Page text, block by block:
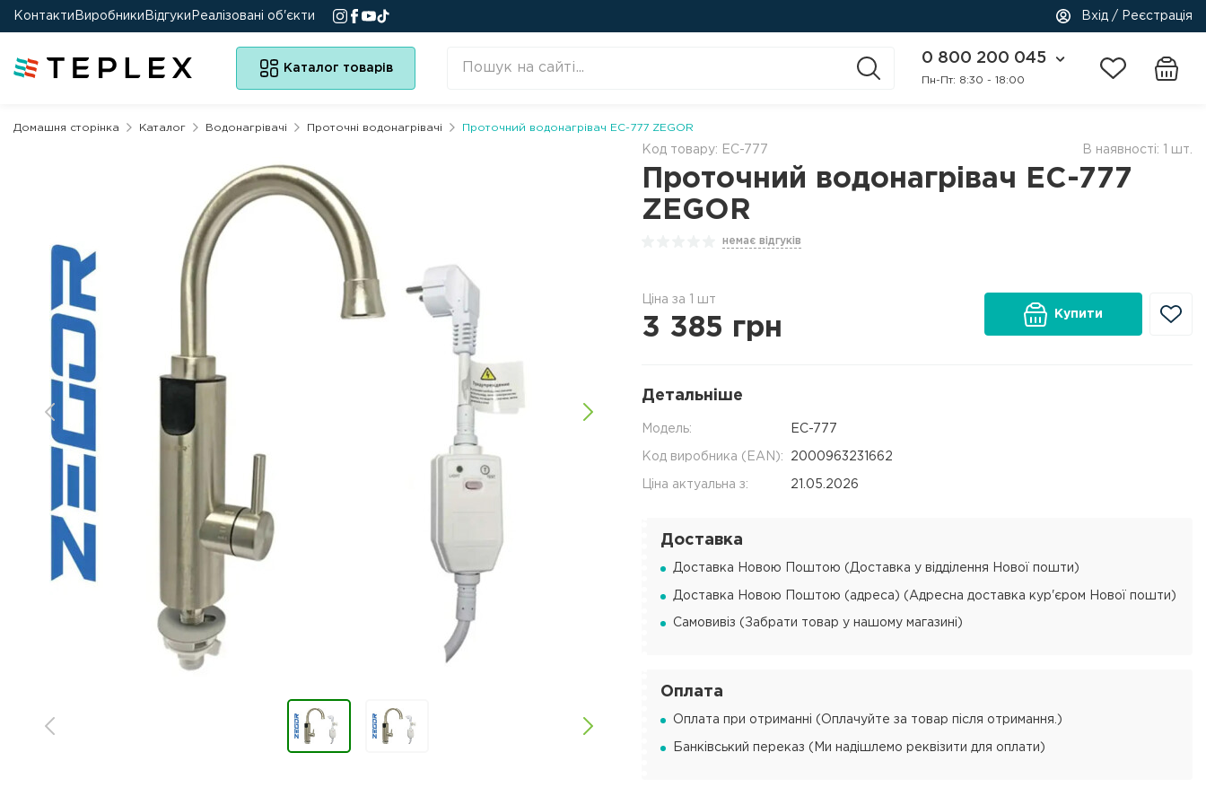
Контакти Виробники Відгуки Реалізовані об'єкти Вхід / Реєстрація
Каталог товарів
0 800 200 045
Пн-Пт: 8:30 - 18:00
Домашня сторінка Каталог Водонагрівачі Проточні водонагрівачі Проточний водонагрівач EC-777 ZEGOR
Код товару: EC-777 В наявності: 1 шт.
Проточний водонагрівач EC-777
ZEGOR
немає відгуків
Ціна за 1 шт
3 385 грн
Купити
Детальніше
Модель: EC-777
Код виробника (EAN): 2000963231662
Ціна актуальна з: 21.05.2026
Доставка
Доставка Новою Поштою (Доставка у відділення Нової пошти)
Доставка Новою Поштою (адреса) (Адресна доставка кур'єром Нової пошти)
Самовивіз (Забрати товар у нашому магазині)
Оплата
Оплата при отриманні (Оплачуйте за товар після отримання.)
Банківський переказ (Ми надішлемо реквізити для оплати)